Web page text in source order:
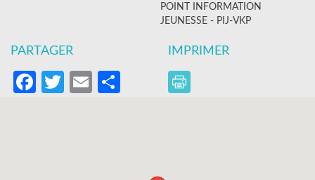
POINT INFORMATION
JEUNESSE - PIJ-VKP
PARTAGER
Facebook
Twitter
EmailPartager
IMPRIMER